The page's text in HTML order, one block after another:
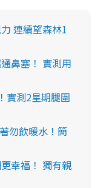
連續望森林1
鼻塞！ 實測用
實測2星期腿圍
勿飲暖水！簡
幸福！ 獨有親